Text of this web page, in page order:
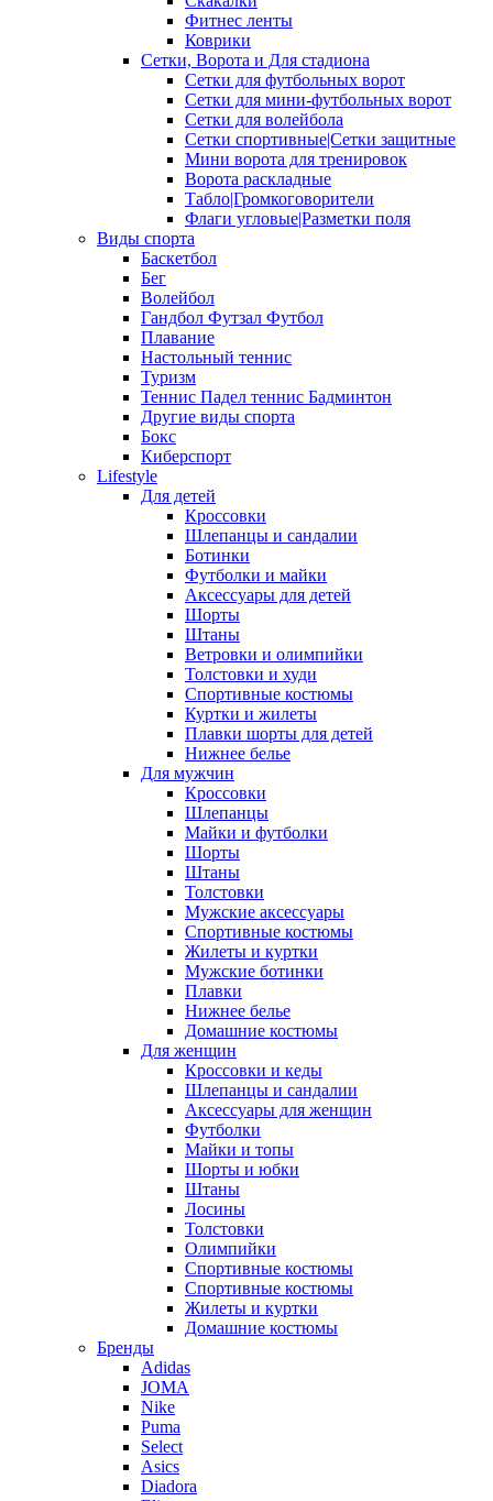
Фитнес ленты
Коврики
Сетки, Ворота и Для стадиона
Сетки для футбольных ворот
Сетки для мини-футбольных ворот
Сетки для волейбола
Сетки спортивные|Сетки защитные
Мини ворота для тренировок
Ворота раскладные
Табло|Громкоговорители
Флаги угловые|Разметки поля
Виды спорта
Баскетбол
Бег
Волейбол
Гандбол Футзал Футбол
Плавание
Настольный теннис
Туризм
Теннис Падел теннис Бадминтон
Другие виды спорта
Бокс
Киберспорт
Lifestyle
Для детей
Кроссовки
Шлепанцы и сандалии
Ботинки
Футболки и майки
Аксессуары для детей
Шорты
Штаны
Ветровки и олимпийки
Толстовки и худи
Спортивные костюмы
Куртки и жилеты
Плавки шорты для детей
Нижнее белье
Для мужчин
Кроссовки
Шлепанцы
Майки и футболки
Шорты
Штаны
Толстовки
Мужские аксессуары
Спортивные костюмы
Жилеты и куртки
Мужские ботинки
Плавки
Нижнее белье
Домашние костюмы
Для женщин
Кроссовки и кеды
Шлепанцы и сандалии
Аксессуары для женщин
Футболки
Майки и топы
Шорты и юбки
Штаны
Лосины
Толстовки
Олимпийки
Спортивные костюмы
Спортивные костюмы
Жилеты и куртки
Домашние костюмы
Бренды
Adidas
JOMA
Nike
Puma
Select
Asics
Diadora